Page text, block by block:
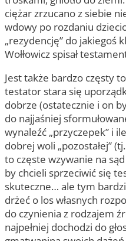
ciężar zrzucano z siebie
wdowy po rozdaniu
„rezydencję” do jakiegoś
Wołłowicz spisał
Jest także bardzo częsty
testator stara się
dobrze (ostatecznie i on
do najjaśniej
wynaleźć „przyczepek” i
dobrej woli „pozostałej”
to częste wzywanie na
by chcieli sprzeciwić się
skuteczne… ale tym
drżeć o los własnych
do czynienia z rodzajem
najpełniej dochodzi do